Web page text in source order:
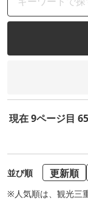
現在 9ページ目
並び順 更新順
※人気順は、観光三